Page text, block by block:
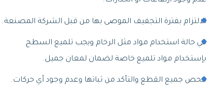
الالتزام بفترة التجفيف الموصى بها من قبل الشركة المصنعة.
في حالة استخدام مواد مثل الرخام ويجب تلميع السطح
بإستخدام مواد تلميع خاصة لضمان لمعان جميل.
فحص جميع القطع والتأكد من ثباتها وعدم وجود أي حركات.